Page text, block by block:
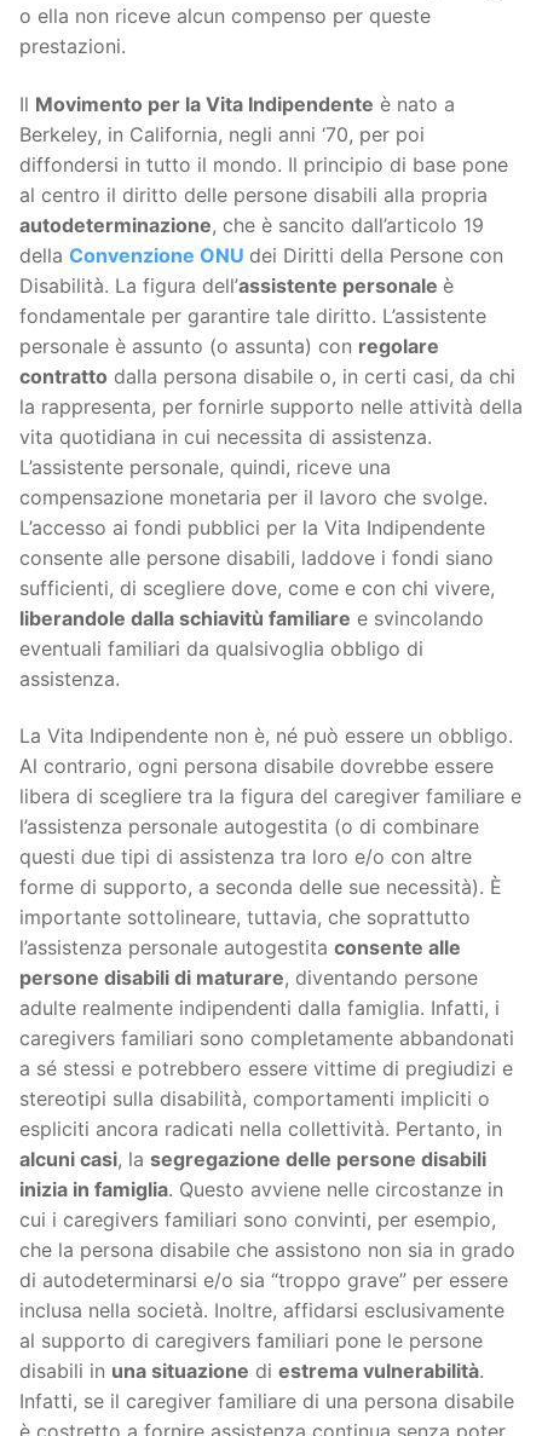
o ella non riceve alcun compenso per queste
prestazioni.
Il Movimento per la Vita Indipendente è nato a
Berkeley, in California, negli anni ‘70, per poi
diffondersi in tutto il mondo. Il principio di base pone
al centro il diritto delle persone disabili alla propria
autodeterminazione, che è sancito dall’articolo 19
della Convenzione ONU dei Diritti della Persone con
Disabilità. La figura dell’assistente personale è
fondamentale per garantire tale diritto. L’assistente
personale è assunto (o assunta) con regolare
contratto dalla persona disabile o, in certi casi, da chi
la rappresenta, per fornirle supporto nelle attività della
vita quotidiana in cui necessita di assistenza.
L’assistente personale, quindi, riceve una
compensazione monetaria per il lavoro che svolge.
L’accesso ai fondi pubblici per la Vita Indipendente
consente alle persone disabili, laddove i fondi siano
sufficienti, di scegliere dove, come e con chi vivere,
liberandole dalla schiavitù familiare e svincolando
eventuali familiari da qualsivoglia obbligo di
assistenza.
La Vita Indipendente non è, né può essere un obbligo.
Al contrario, ogni persona disabile dovrebbe essere
libera di scegliere tra la figura del caregiver familiare e
l’assistenza personale autogestita (o di combinare
questi due tipi di assistenza tra loro e/o con altre
forme di supporto, a seconda delle sue necessità). È
importante sottolineare, tuttavia, che soprattutto
l’assistenza personale autogestita consente alle
persone disabili di maturare, diventando persone
adulte realmente indipendenti dalla famiglia. Infatti, i
caregivers familiari sono completamente abbandonati
a sé stessi e potrebbero essere vittime di pregiudizi e
stereotipi sulla disabilità, comportamenti impliciti o
espliciti ancora radicati nella collettività. Pertanto, in
alcuni casi, la segregazione delle persone disabili
inizia in famiglia. Questo avviene nelle circostanze in
cui i caregivers familiari sono convinti, per esempio,
che la persona disabile che assistono non sia in grado
di autodeterminarsi e/o sia “troppo grave” per essere
inclusa nella società. Inoltre, affidarsi esclusivamente
al supporto di caregivers familiari pone le persone
disabili in una situazione di estrema vulnerabilità.
Infatti, se il caregiver familiare di una persona disabile